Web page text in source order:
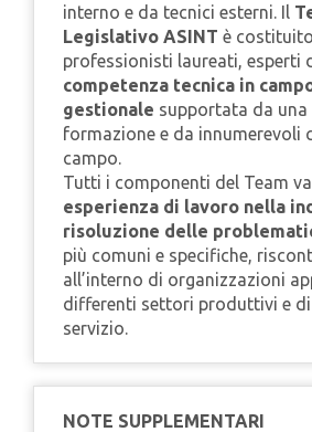
interno e da tecnici esterni. Il
Legislativo ASINT è
professionisti laureati, esperti
competenza tecnica in
gestionale supportata da una
formazione e da innumerevoli
campo.
Tutti i componenti del Team
esperienza di lavoro nella
risoluzione delle
più comuni e specifiche,
all’interno di organizzazioni
differenti settori produttivi e
servizio.
NOTE SUPPLEMENTARI